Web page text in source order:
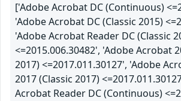
['Adobe Acrobat DC (Continuous)
'Adobe Acrobat DC (Classic 2015)
'Adobe Acrobat Reader DC (Classic
<=2015.006.30482', 'Adobe Acrobat
2017) <=2017.011.30127', 'Adobe
2017 (Classic 2017)
Acrobat Reader DC (Continuous)